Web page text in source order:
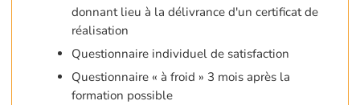
donnant lieu à la délivrance d'un certificat de
réalisation
Questionnaire individuel de satisfaction
Questionnaire « à froid » 3 mois après la
formation possible